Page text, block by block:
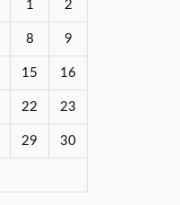
1 2
8 9
15 16
22 23
29 30